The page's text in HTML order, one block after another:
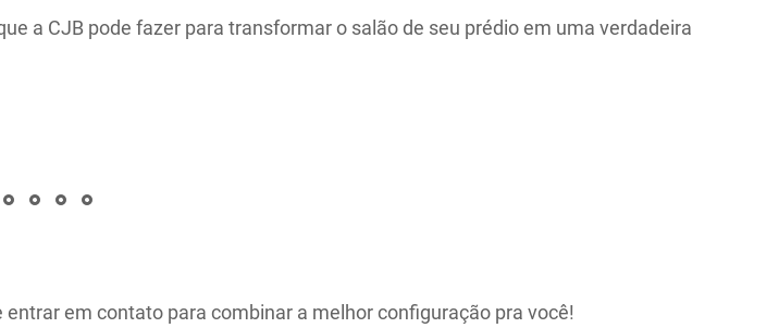
a CJB pode fazer para transformar o salão de seu prédio em uma verdadeira
em contato para combinar a melhor configuração pra você!